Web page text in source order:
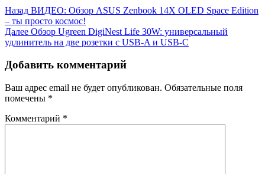
Назад ВИДЕО: Обзор ASUS Zenbook 14X OLED Space Edition
– ты просто космос!
Далее Обзор Ugreen DigiNest Life 30W: универсальный
удлинитель на две розетки с USB-A и USB-C
Добавить комментарий
Ваш адрес email не будет опубликован. Обязательные поля
помечены *
Комментарий *